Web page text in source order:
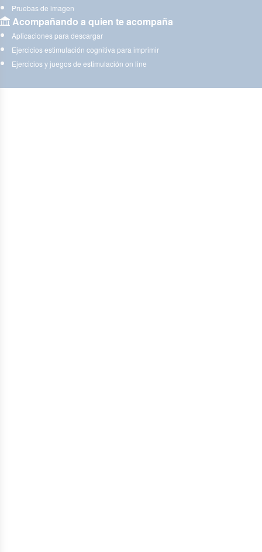
Pruebas de imagen
Acompañando a quien te acompaña
Aplicaciones para descargar
Ejercicios estimulación cognitiva para imprimir
Ejercicios y juegos de estimulación on line